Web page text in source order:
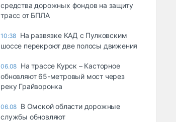
средства дорожных фондов на защиту
трасс от БПЛА
10:38 На развязке КАД с Пулковским
шоссе перекроют две полосы движения
06.08 На трассе Курск – Касторное
обновляют 65-метровый мост через
реку Грайворонка
06.08 В Омской области дорожные
службы обновляют